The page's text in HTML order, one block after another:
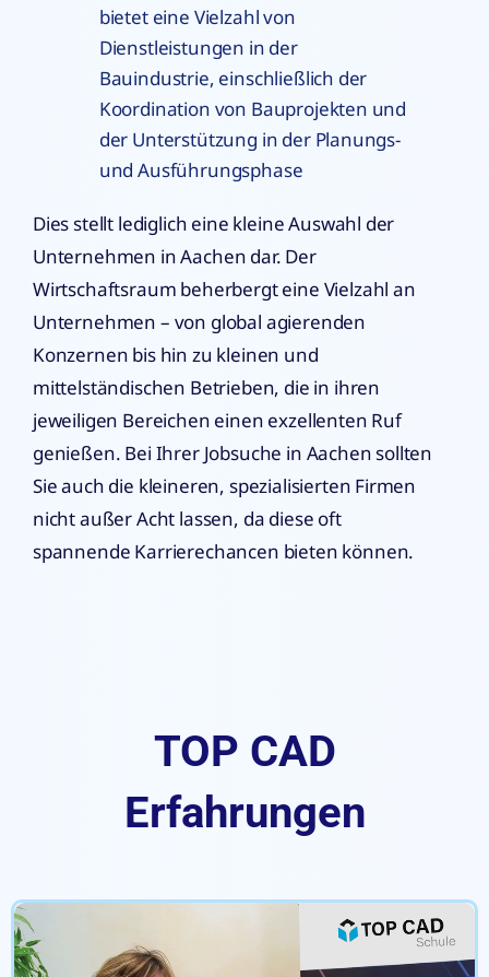
bietet eine Vielzahl von
Dienstleistungen in der
Bauindustrie, einschließlich der
Koordination von Bauprojekten und
der Unterstützung in der Planungs-
und Ausführungsphase
Dies stellt lediglich eine kleine Auswahl der
Unternehmen in Aachen dar. Der
Wirtschaftsraum beherbergt eine Vielzahl an
Unternehmen – von global agierenden
Konzernen bis hin zu kleinen und
mittelständischen Betrieben, die in ihren
jeweiligen Bereichen einen exzellenten Ruf
genießen. Bei Ihrer Jobsuche in Aachen sollten
Sie auch die kleineren, spezialisierten Firmen
nicht außer Acht lassen, da diese oft
spannende Karrierechancen bieten können.
TOP CAD
Erfahrungen